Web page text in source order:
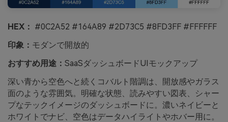
HEX： #0C2A52 #164A89 #2D73C5 #8FD3FF #FFFFFF
印象： モダンで開放的
おすすめ用途： SaaSダッシュボードUIモックアップ
深い青から空色へと続くコバルト階調は、開放感やガラス
面のような雰囲気。明確な状態、読みやすい図表、シャー
プなテックイメージのダッシュボードに。濃いネイビーと
ホワイトでナビ、空色はデータハイライトやホバー用に。